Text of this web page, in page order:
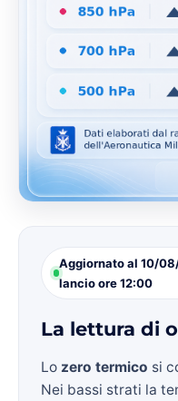
Aggiornato al 10/
lancio ore 12:00
La lettura di
Lo zero termico si
Nei bassi strati la